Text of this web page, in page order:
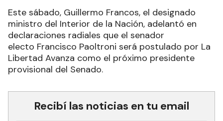
Este sábado, Guillermo Francos, el designado
ministro del Interior de la Nación, adelantó en
declaraciones radiales que el senador
electo Francisco Paoltroni será postulado por La
Libertad Avanza como el próximo presidente
provisional del Senado.
Recibí las noticias en tu email